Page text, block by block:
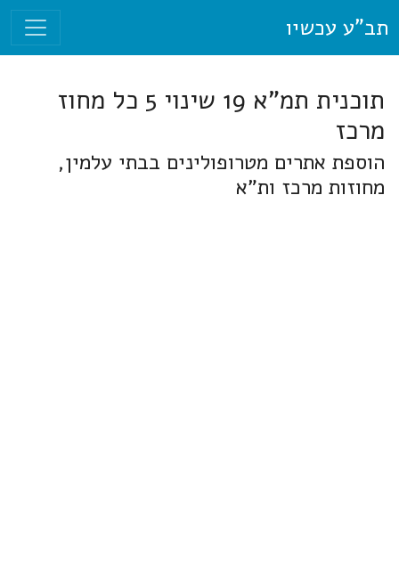
תב"ע עכשיו
תוכנית תמ"א 19 שינוי 5 כל מחוז
מרכז
הוספת אתרים מטרופולינים בבתי עלמין,
מחוזות מרכז ות"א